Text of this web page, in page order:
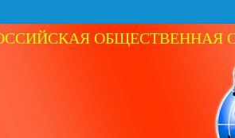
ОБЩЕСТВЕННАЯ